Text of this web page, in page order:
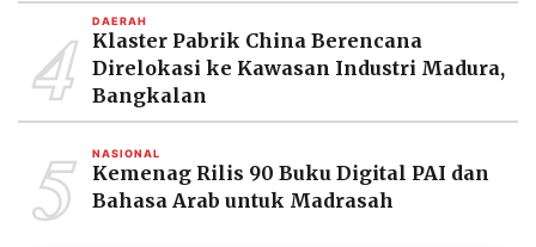
4 DAERAH
Klaster Pabrik China Berencana
Direlokasi ke Kawasan Industri Madura,
Bangkalan
5 NASIONAL
Kemenag Rilis 90 Buku Digital PAI dan
Bahasa Arab untuk Madrasah